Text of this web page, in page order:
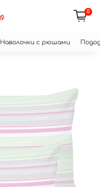
0
Наволочки с рюшами